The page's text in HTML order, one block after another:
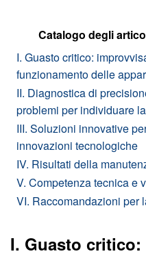
Catalogo degli
I. Guasto critico:
funzionamento delle
II. Diagnostica di
problemi per individuare
III. Soluzioni innovative
innovazioni tecnologiche
IV. Risultati della
V. Competenza tecnica e
VI. Raccomandazioni per
I. Guasto